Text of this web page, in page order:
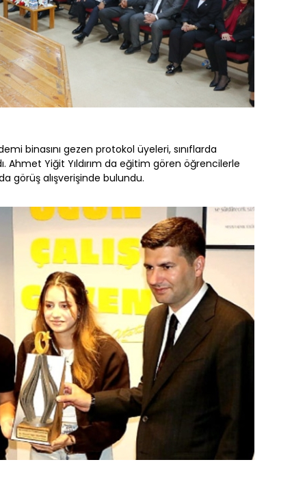
binasını gezen protokol üyeleri, sınıflarda
Yiğit Yıldırım da eğitim gören öğrencilerle
görüş alışverişinde bulundu.